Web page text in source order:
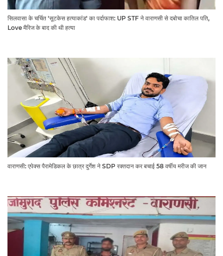
सिलवासा के चर्चित 'सूटकेस हत्याकांड' का पर्दाफाश: UP STF ने वाराणसी से दबोचा कातिल पति,
Love मैरिज के बाद की थी हत्या
वाराणसी: एपेक्स पैरामेडिकल के छात्र दुर्गेश ने SDP रक्तदान कर बचाई 58 वर्षीय मरीज की जान